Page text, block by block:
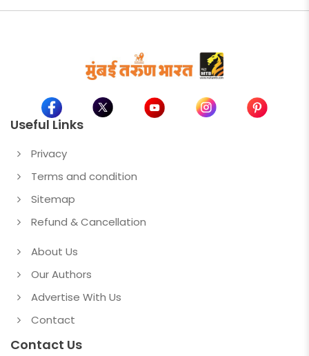
Useful Links
Privacy
Terms and condition
Sitemap
Refund & Cancellation
About Us
Our Authors
Advertise With Us
Contact
Contact Us